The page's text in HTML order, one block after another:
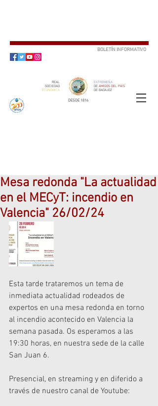
BOLETÍN INFORMATIVO
REAL
SOCIEDAD
ECONÓMICA
EXTREMEÑA
DE AMIGOS DEL PAÍS
DE BADAJOZ
DESDE 1816
Mesa redonda "La actualidad
en el MECyT: incendio en
Valencia" 26/02/24
Esta tarde trataremos un tema de
inmediata actualidad rodeados de
expertos en una mesa redonda en torno
al incendio acontecido en Valencia la
semana pasada. Os esperamos a las
19:30 horas, en nuestra sede de la calle
San Juan 6.
Presencial, en streaming y en diferido a
través de nuestro canal de Youtube: